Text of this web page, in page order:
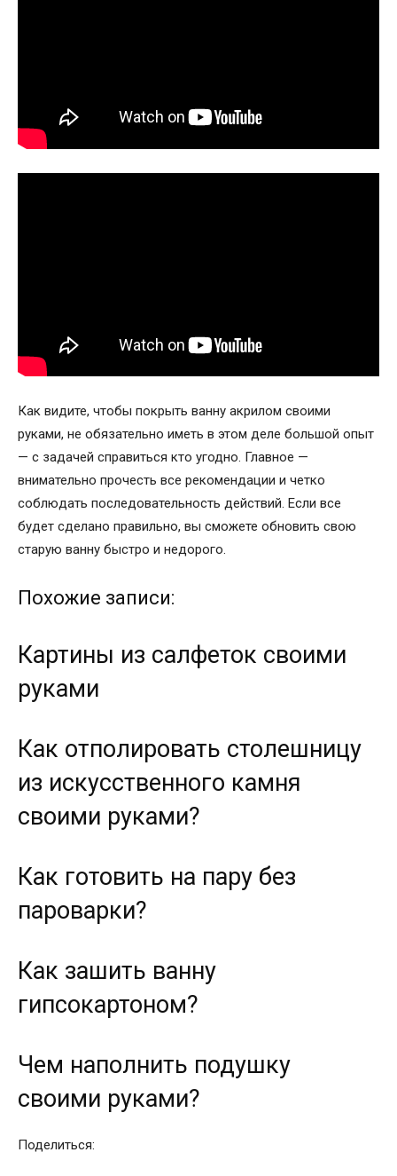
Как видите, чтобы покрыть ванну акрилом своими
руками, не обязательно иметь в этом деле большой опыт
— с задачей справиться кто угодно. Главное —
внимательно прочесть все рекомендации и четко
соблюдать последовательность действий. Если все
будет сделано правильно, вы сможете обновить свою
старую ванну быстро и недорого.
Похожие записи:
Картины из салфеток своими
руками
Как отполировать столешницу
из искусственного камня
своими руками?
Как готовить на пару без
пароварки?
Как зашить ванну
гипсокартоном?
Чем наполнить подушку
своими руками?
Поделиться: